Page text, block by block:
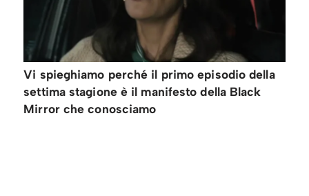
Vi spieghiamo perché il primo episodio della
settima stagione è il manifesto della Black
Mirror che conosciamo